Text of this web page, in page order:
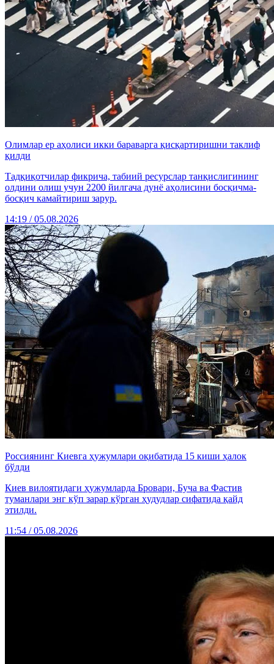
Олимлар ер аҳолиси икки бараварга қисқартиришни таклиф
қилди
Тадқиқотчилар фикрича, табиий ресурслар танқислигининг
олдини олиш учун 2200 йилгача дунё аҳолисини босқичма-
босқич камайтириш зарур.
14:19 / 05.08.2026
Россиянинг Киевга ҳужумлари оқибатида 15 киши ҳалок
бўлди
Киев вилоятидаги ҳужумларда Бровари, Буча ва Фастив
туманлари энг кўп зарар кўрган ҳудудлар сифатида қайд
этилди.
11:54 / 05.08.2026